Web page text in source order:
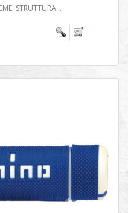
STRUTTURA...